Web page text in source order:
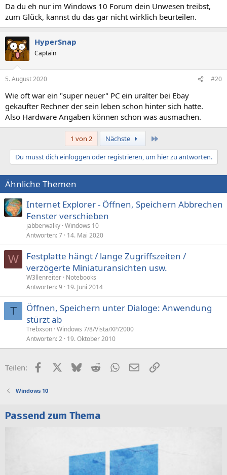
Da du eh nur im Windows 10 Forum dein Unwesen treibst,
zum Glück, kannst du das gar nicht wirklich beurteilen.
HyperSnap
Captain
5. August 2020 #20
Wie oft war ein "super neuer" PC ein uralter bei Ebay
gekaufter Rechner der sein leben schon hinter sich hatte.
Also Hardware Angaben können schon was ausmachen.
1 von 2 Nächste
Du musst dich einloggen oder registrieren, um hier zu antworten.
Ähnliche Themen
Internet Explorer - Öffnen, Speichern Abbrechen
Fenster verschieben
jabberwalky Windows 10
Antworten 7 14. Mai 2020
W
Festplatte hängt / lange Zugriffszeiten /
verzögerte Miniaturansichten usw.
W3llenreiter Notebooks
Antworten 9 19. Juni 2014
T
Öffnen, Speichern unter Dialoge: Anwendung
stürzt ab
Trebxson Windows 7/8/Vista/XP/2000
Antworten 2 19. Oktober 2010
Teilen: FacebookX (Twitter)
BlueskyRedditWhatsApp
E-MailLink
Windows 10
Passend zum Thema